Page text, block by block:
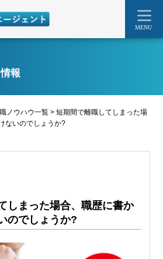
MENU
報
ノウハウ一覧 >短期間で離職してしまった場
ないのでしょうか?
しまった場合、職歴に書か
のでしょうか?